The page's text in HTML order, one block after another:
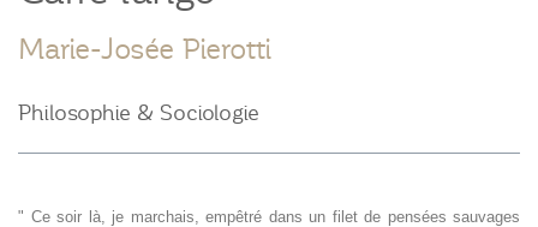
Marie-Josée Pierotti
Philosophie & Sociologie
" Ce soir là, je marchais, empêtré dans un filet de pensées sauvages